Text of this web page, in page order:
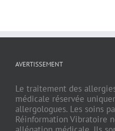
AVERTISSEMENT
Le traitement des
médicale réservée
allergologues. Les soins
Réinformation Vibratoire